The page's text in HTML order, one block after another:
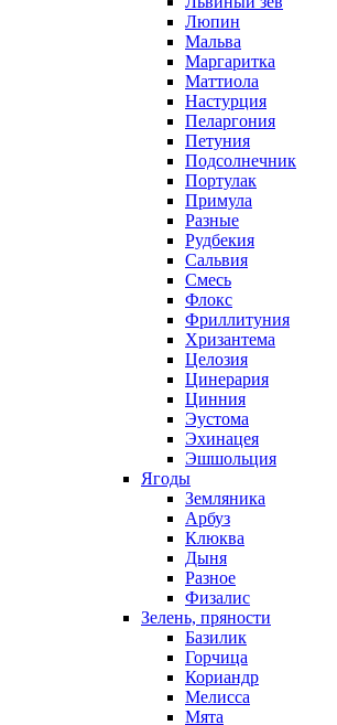
Люпин
Мальва
Маргаритка
Маттиола
Настурция
Пеларгония
Петуния
Подсолнечник
Портулак
Примула
Разные
Рудбекия
Сальвия
Смесь
Флокс
Фриллитуния
Хризантема
Целозия
Цинерария
Цинния
Эустома
Эхинацея
Эшшольция
Ягоды
Земляника
Арбуз
Клюква
Дыня
Разное
Физалис
Зелень, пряности
Базилик
Горчица
Кориандр
Мелисса
Мята